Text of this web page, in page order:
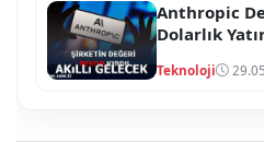
Anthropic
Dolarlık
Teknoloji